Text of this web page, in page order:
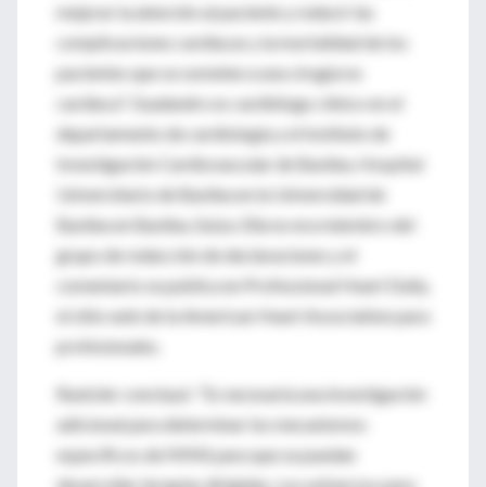
mejorar la atención al paciente y reducir las
complicaciones cardíacas y la mortalidad de los
pacientes que se someten a una cirugía no
cardíaca". Gualandro es cardiólogo clínico en el
departamento de cardiología y el Instituto de
Investigación Cardiovascular de Basilea, Hospital
Universitario de Basilea en la Universidad de
Basilea en Basilea, Suiza. Ella no era miembro del
grupo de redacción de declaraciones y el
comentario se publica en Professional Heart Daily,
el sitio web de la American Heart Association para
profesionales.
Ruetzler concluyó: “Es necesaria una investigación
adicional para determinar los mecanismos
específicos de MINS para que se puedan